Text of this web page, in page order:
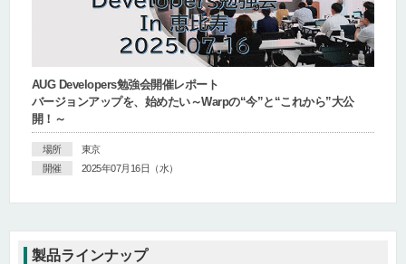
AUG Developers勉強会開催レポート
バージョンアップを、始めたい～Warpの“今”と“これから”大公
開！～
場所
東京
開催
2025年07月16日（水）
製品ラインナップ